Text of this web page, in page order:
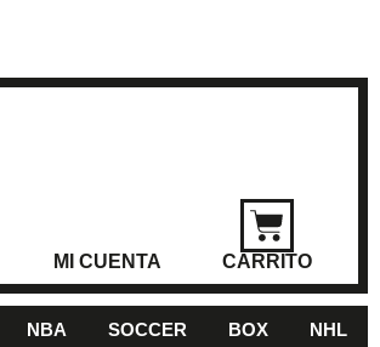
MI CUENTA CARRITO
NBA SOCCER BOX NHL